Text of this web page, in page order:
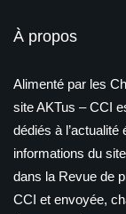
À propos
Alimenté par les
site AKTus – CCI
dédiés à
informations du
dans la Revue de
CCI et envoyée,